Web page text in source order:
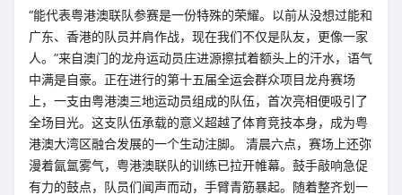
“能代表粤港澳联队参赛是一份特殊的荣耀。以前从没想过能和
广东、香港的队员并肩作战，现在我们不仅是队友，更像一家
人。”来自澳门的龙舟运动员庄进源擦拭着额头上的汗水，语气
中满是自豪。正在进行的第十五届全运会群众项目龙舟赛场
上，一支由粤港澳三地运动员组成的队伍，首次亮相便吸引了
全场目光。这支队伍承载的意义超越了体育竞技本身，成为粤
港澳大湾区融合发展的一个生动注脚。 清晨六点，赛场上还弥
漫着氤氲雾气，粤港澳联队的训练已拉开帷幕。鼓手敲响急促
有力的鼓点，队员们闻声而动，手臂青筋暴起。随着整齐划一